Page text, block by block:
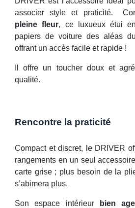
associer style et praticité.
pleine fleur, ce luxueux étui
papiers de voiture des aléas
offrant un accès facile et rapide !
Il offre un toucher doux et
qualité.
Rencontre la praticité
Compact et discret, le DRIVER
rangements en un seul
carte grise ; plus besoin de la
s’abimera plus.
Son espace intérieur bien